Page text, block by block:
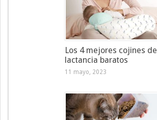
Los 4 mejores cojines de
lactancia baratos
11 mayo, 2023